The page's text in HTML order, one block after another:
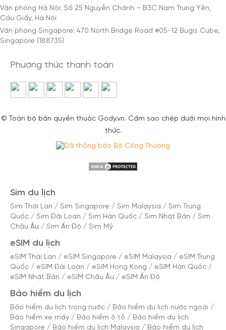
Văn phòng Hà Nội: Số 25 Nguyễn Chánh – B3C Nam Trung Yên,
Cầu Giấy, Hà Nội
Văn phòng Singapore: 470 North Bridge Road #05-12 Bugis Cube,
Singapore (188735)
Phương thức thanh toán
© Toàn bộ bản quyền thuộc Gody.vn. Cấm sao chép dưới mọi hình
thức.
Sim du lịch
Sim Thái Lan / Sim Singapore / Sim Malaysia / Sim Trung
Quốc / Sim Đài Loan / Sim Hàn Quốc / Sim Nhật Bản / Sim
Châu Âu / Sim Ấn Độ / Sim Mỹ
eSIM du lịch
eSIM Thái Lan / eSIM Singapore / eSIM Malaysia / eSIM Trung
Quốc / eSIM Đài Loan / eSIM Hong Kong / eSIM Hàn Quốc /
eSIM Nhật Bản / eSIM Châu Âu / eSIM Ấn Độ
Bảo hiểm du lịch
Bảo hiểm du lịch trong nước / Bảo hiểm du lịch nước ngoài /
Bảo hiểm xe máy / Bảo hiểm ô tô / Bảo hiểm du lịch
Singapore / Bảo hiểm du lịch Malaysia / Bảo hiểm du lịch